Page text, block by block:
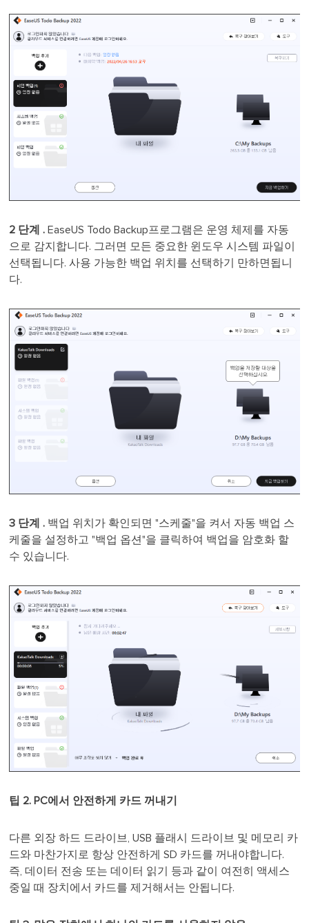
2 단계 . EaseUS Todo Backup프로그램은 운영 체제를 자동
으로 감지합니다. 그러면 모든 중요한 윈도우 시스템 파일이
선택됩니다. 사용 가능한 백업 위치를 선택하기 만하면됩니
다.
3 단계 . 백업 위치가 확인되면 "스케줄"을 켜서 자동 백업 스
케줄을 설정하고 "백업 옵션"을 클릭하여 백업을 암호화 할
수 있습니다.
팁 2. PC에서 안전하게 카드 꺼내기
다른 외장 하드 드라이브, USB 플래시 드라이브 및 메모리 카
드와 마찬가지로 항상 안전하게 SD 카드를 꺼내야합니다.
즉, 데이터 전송 또는 데이터 읽기 등과 같이 여전히 액세스
중일 때 장치에서 카드를 제거해서는 안됩니다.